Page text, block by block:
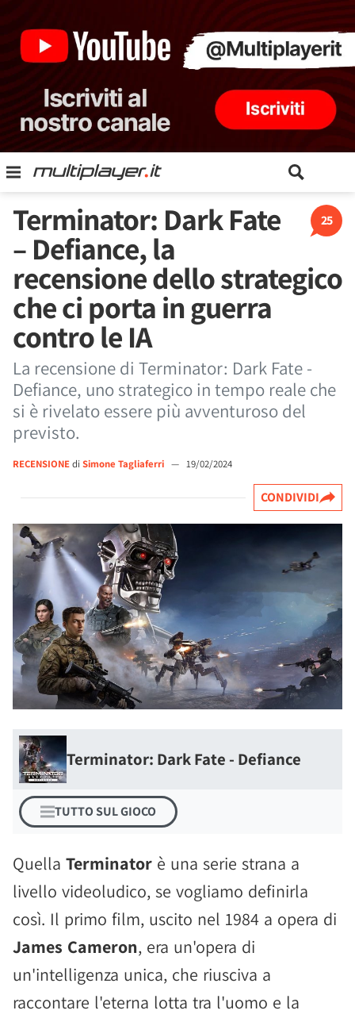
25
Terminator: Dark Fate
– Defiance, la
recensione dello strategico
che ci porta in guerra
contro le IA
La recensione di Terminator: Dark Fate -
Defiance, uno strategico in tempo reale che
si è rivelato essere più avventuroso del
previsto.
RECENSIONEdi Simone Tagliaferri — 19/02/2024
CONDIVIDI
Terminator: Dark Fate - Defiance
TUTTO SUL GIOCO
Quella Terminator è una serie strana a
livello videoludico, se vogliamo definirla
così. Il primo film, uscito nel 1984 a opera di
James Cameron, era un'opera di
un'intelligenza unica, che riusciva a
raccontare l'eterna lotta tra l'uomo e la